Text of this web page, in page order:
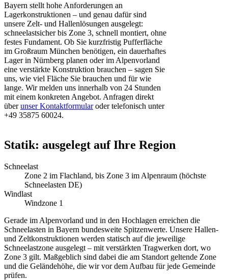
Bayern stellt hohe Anforderungen an
Lagerkonstruktionen – und genau dafür sind
unsere Zelt- und Hallenlösungen ausgelegt:
schneelastsicher bis Zone 3, schnell montiert, ohne
festes Fundament. Ob Sie kurzfristig Pufferfläche
im Großraum München benötigen, ein dauerhaftes
Lager in Nürnberg planen oder im Alpenvorland
eine verstärkte Konstruktion brauchen – sagen Sie
uns, wie viel Fläche Sie brauchen und für wie
lange. Wir melden uns innerhalb von 24 Stunden
mit einem konkreten Angebot. Anfragen direkt
überunser Kontaktformularoder telefonisch unter
+49 35875 60024.
Statik: ausgelegt auf Ihre Region
Schneelast
Zone 2 im Flachland, bis Zone 3 im Alpenraum (höchste
Schneelasten DE)
Windlast
Windzone 1
Gerade im Alpenvorland und in den Hochlagen erreichen die
Schneelasten in Bayern bundesweite Spitzenwerte. Unsere Hallen-
und Zeltkonstruktionen werden statisch auf die jeweilige
Schneelastzone ausgelegt – mit verstärkten Tragwerken dort, wo
Zone 3 gilt. Maßgeblich sind dabei die am Standort geltende Zone
und die Geländehöhe, die wir vor dem Aufbau für jede Gemeinde
prüfen.